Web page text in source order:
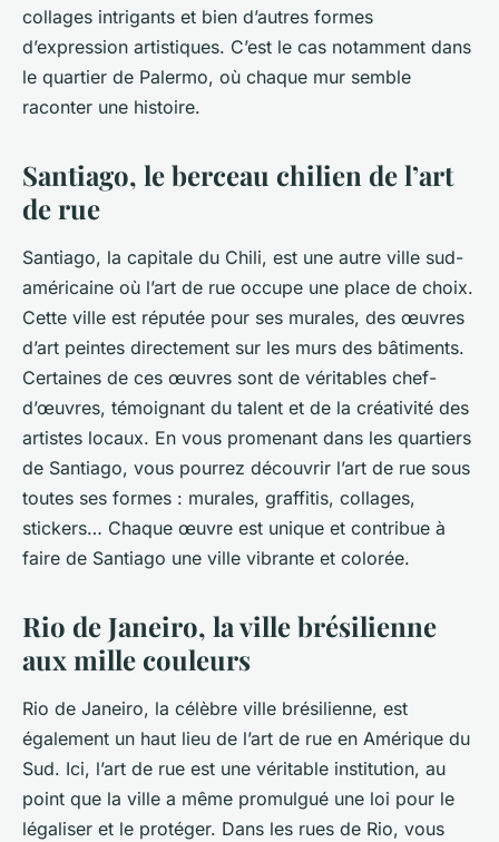
collages intrigants et bien d’autres formes
d’expression artistiques. C’est le cas notamment dans
le quartier de Palermo, où chaque mur semble
raconter une histoire.
Santiago, le berceau chilien de l’art
de rue
Santiago, la capitale du Chili, est une autre ville sud-
américaine où l’art de rue occupe une place de choix.
Cette ville est réputée pour ses murales, des œuvres
d’art peintes directement sur les murs des bâtiments.
Certaines de ces œuvres sont de véritables chef-
d’œuvres, témoignant du talent et de la créativité des
artistes locaux. En vous promenant dans les quartiers
de Santiago, vous pourrez découvrir l’art de rue sous
toutes ses formes : murales, graffitis, collages,
stickers… Chaque œuvre est unique et contribue à
faire de Santiago une ville vibrante et colorée.
Rio de Janeiro, la ville brésilienne
aux mille couleurs
Rio de Janeiro, la célèbre ville brésilienne, est
également un haut lieu de l’art de rue en Amérique du
Sud. Ici, l’art de rue est une véritable institution, au
point que la ville a même promulgué une loi pour le
légaliser et le protéger. Dans les rues de Rio, vous